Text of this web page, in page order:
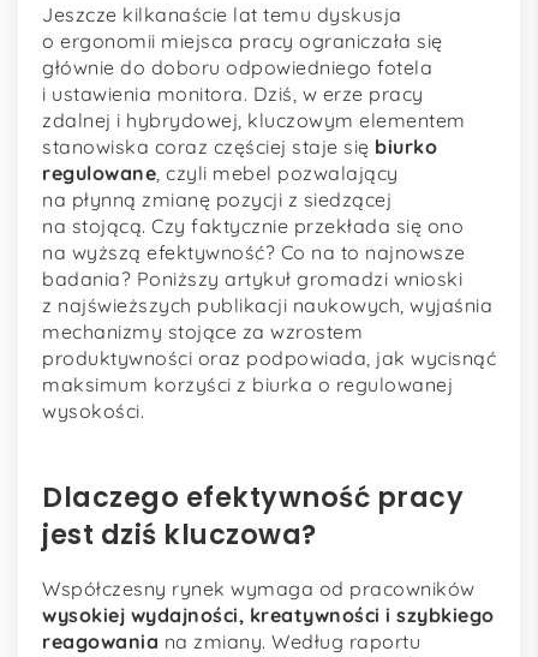
Jeszcze kilkanaście lat temu dyskusja
o ergonomii miejsca pracy ograniczała się
głównie do doboru odpowiedniego fotela
i ustawienia monitora. Dziś, w erze pracy
zdalnej i hybrydowej, kluczowym elementem
stanowiska coraz częściej staje się biurko
regulowane , czyli mebel pozwalający
na płynną zmianę pozycji z siedzącej
na stojącą. Czy faktycznie przekłada się ono
na wyższą efektywność? Co na to najnowsze
badania? Poniższy artykuł gromadzi wnioski
z najświeższych publikacji naukowych, wyjaśnia
mechanizmy stojące za wzrostem
produktywności oraz podpowiada, jak wycisnąć
maksimum korzyści z biurka o regulowanej
wysokości.
Dlaczego efektywność pracy
jest dziś kluczowa?
Współczesny rynek wymaga od pracowników
wysokiej wydajności, kreatywności i szybkiego
reagowania na zmiany. Według raportu